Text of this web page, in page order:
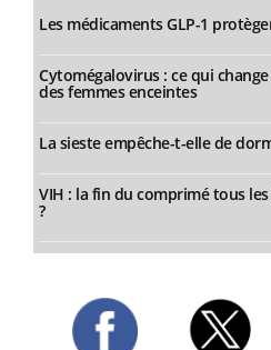
Les médicaments GLP-1
Cytomégalovirus : ce qui
des femmes enceintes
La sieste empêche-t-elle de
VIH : la fin du comprimé tous
?